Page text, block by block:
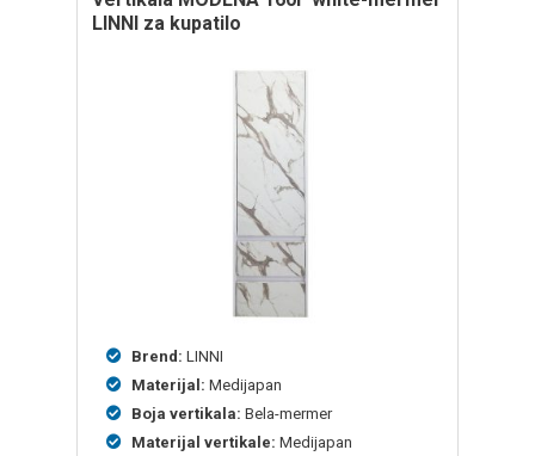
LINNI za kupatilo
Brend: LINNI
Materijal: Medijapan
Boja vertikala: Bela-mermer
Materijal vertikale: Medijapan